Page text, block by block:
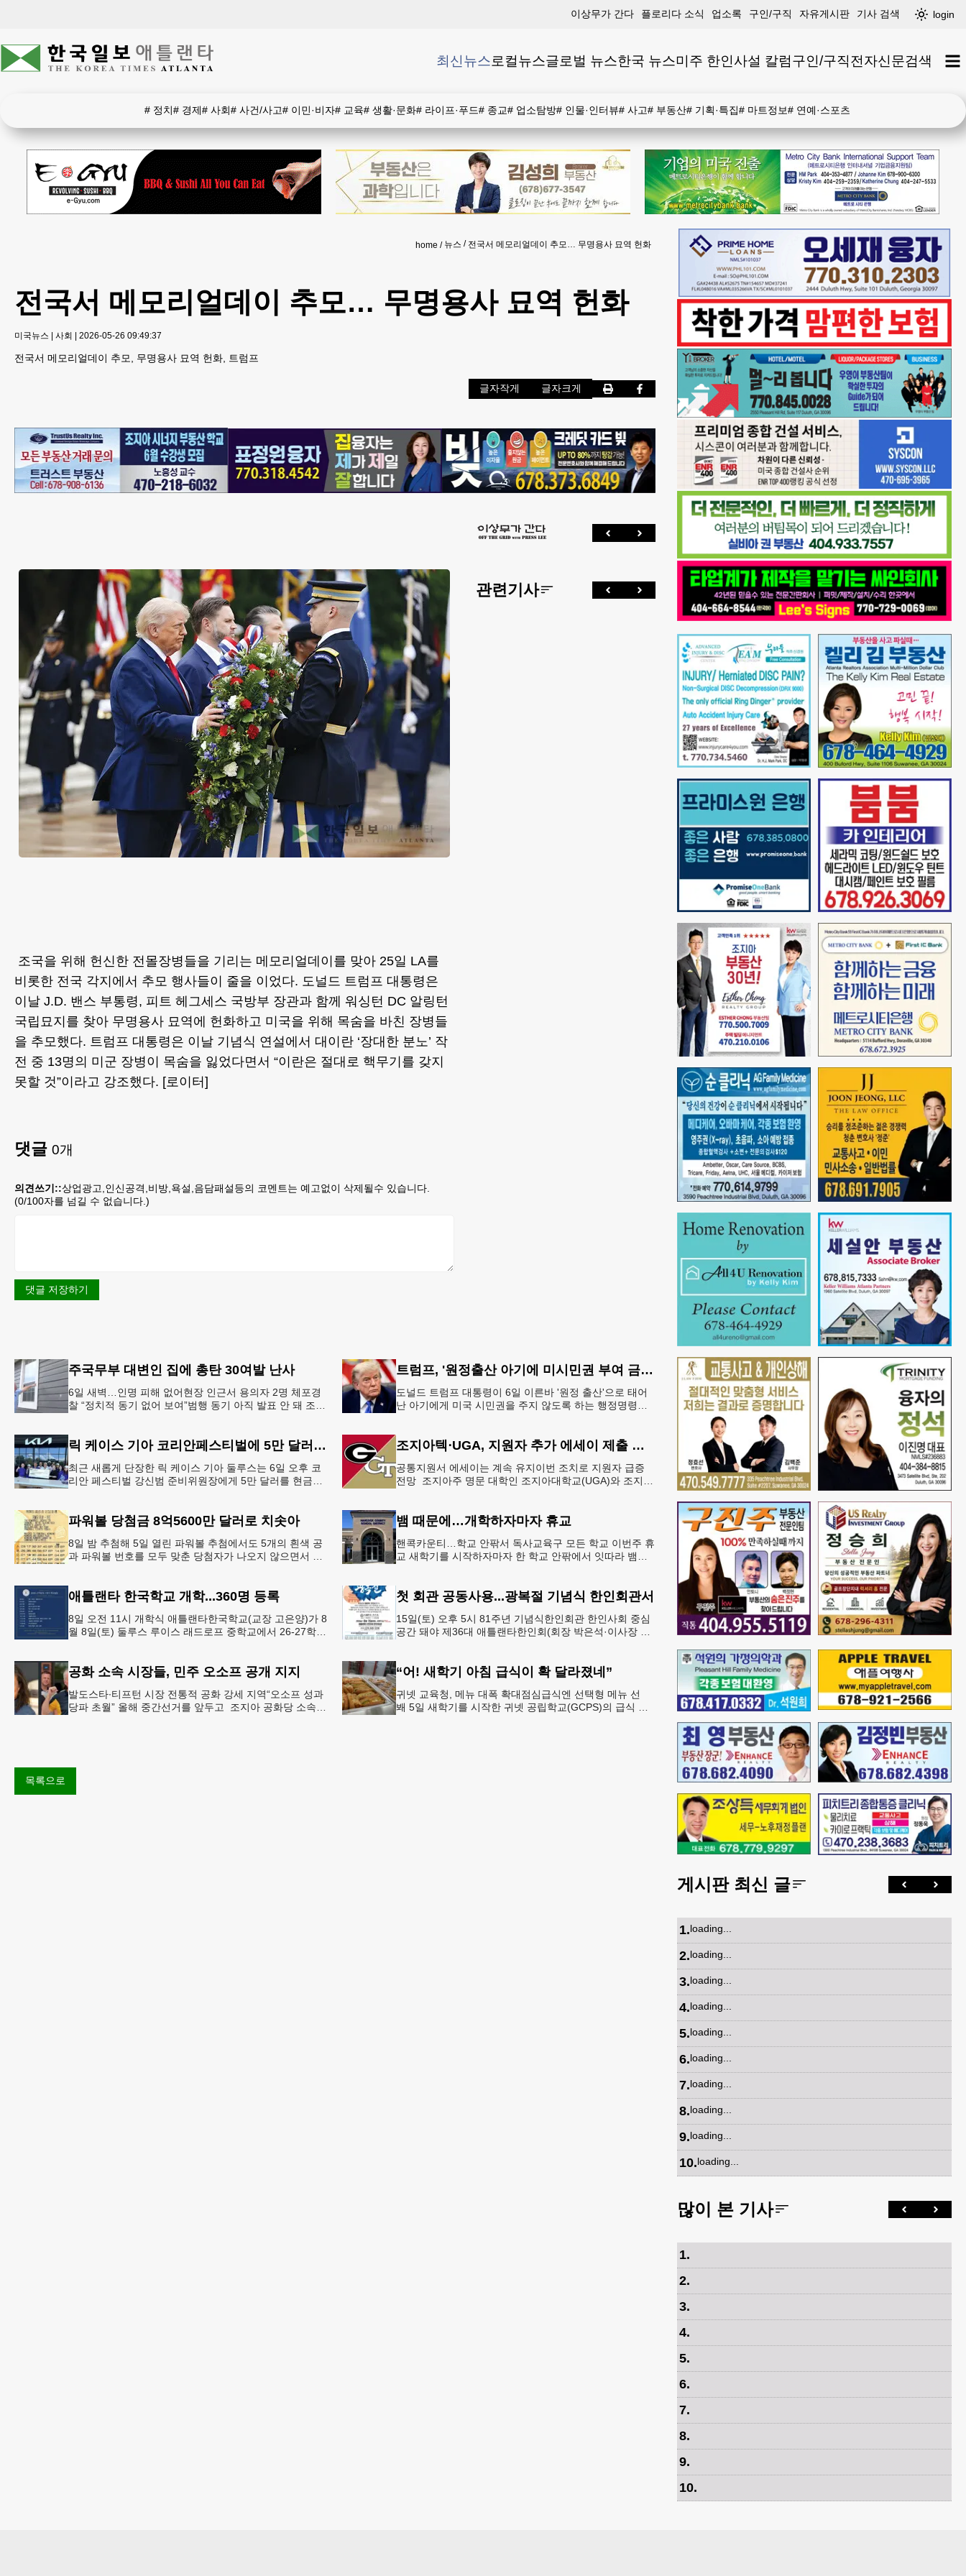
이상무가 간다 플로리다 소식 업소록 구인/구직 자유게시판 기사 검색 login
최신뉴스로컬뉴스글로벌 뉴스한국 뉴스미주 한인사설 칼럼구인/구직전자신문검색
# 정치# 경제# 사회# 사건/사고# 이민·비자# 교육# 생활·문화# 라이프·푸드# 종교# 업소탐방# 인물·인터뷰# 사고# 부동산# 기획·특집# 마트정보# 연예·스포츠
home 뉴스 전국서 메모리얼데이 추모… 무명용사 묘역 헌화
전국서 메모리얼데이 추모… 무명용사 묘역 헌화
미국뉴스 | 사회 | 2026-05-26 09:49:37
전국서 메모리얼데이 추모, 무명용사 묘역 헌화, 트럼프
글자작게 글자크게
조국을 위해 헌신한 전몰장병들을 기리는 메모리얼데이를 맞아 25일 LA를
비롯한 전국 각지에서 추모 행사들이 줄을 이었다. 도널드 트럼프 대통령은
이날 J.D. 밴스 부통령, 피트 헤그세스 국방부 장관과 함께 워싱턴 DC 알링턴
국립묘지를 찾아 무명용사 묘역에 헌화하고 미국을 위해 목숨을 바친 장병들
을 추모했다. 트럼프 대통령은 이날 기념식 연설에서 대이란 ‘장대한 분노’ 작
전 중 13명의 미군 장병이 목숨을 잃었다면서 “이란은 절대로 핵무기를 갖지
못할 것”이라고 강조했다. [로이터]
댓글 0개
의견쓰기::상업광고,인신공격,비방,욕설,음담패설등의 코멘트는 예고없이 삭제될수 있습니다.
(0/100자를 넘길 수 없습니다.)
댓글 저장하기
관련기사
주국무부 대변인 집에 총탄 30여발 난사
6일 새벽…인명 피해 없어현장 인근서 용의자 2명 체포경
찰 “정치적 동기 없어 보여”범행 동기 아직 발표 안 돼 조지
트럼프, '원정출산 아기에 미시민권 부여 금지' 행정명령 서명
도널드 트럼프 대통령이 6일 이른바 '원정 출산'으로 태어
난 아기에게 미국 시민권을 주지 않도록 하는 행정명령에
릭 케이스 기아 코리안페스티벌에 5만 달러 후원
최근 새롭게 단장한 릭 케이스 기아 둘루스는 6일 오후 코
리안 페스티벌 강신범 준비위원장에게 5만 달러를 현금으
조지아텍⋅UGA, 지원자 추가 에세이 제출 폐지
공통지원서 에세이는 계속 유지이번 조치로 지원자 급증
전망 조지아주 명문 대학인 조지아대학교(UGA)와 조지아
파워볼 당첨금 8억5600만 달러로 치솟아
8일 밤 추첨해 5일 열린 파워볼 추첨에서도 5개의 흰색 공
과 파워볼 번호를 모두 맞춘 당첨자가 나오지 않으면서 행
뱀 때문에…개학하자마자 휴교
핸콕카운티…학교 안팎서 독사교육구 모든 학교 이번주 휴
교 새학기를 시작하자마자 한 학교 안팎에서 잇따라 뱀들
애틀랜타 한국학교 개학...360명 등록
8일 오전 11시 개학식 애틀랜타한국학교(교장 고은양)가 8
월 8일(토) 둘루스 루이스 래드로프 중학교에서 26-27학년
첫 회관 공동사용...광복절 기념식 한인회관서
15일(토) 오후 5시 81주년 기념식한인회관 한인사회 중심
공간 돼야 제36대 애틀랜타한인회(회장 박은석·이사장 강
공화 소속 시장들, 민주 오소프 공개 지지
발도스타∙티프턴 시장 전통적 공화 강세 지역“오소프 성과
당파 초월” 올해 중간선거를 앞두고 조지아 공화당 소속
“어! 새학기 아침 급식이 확 달라졌네”
귀넷 교육청, 메뉴 대폭 확대점심급식엔 선택형 메뉴 선
봬 5일 새학기를 시작한 귀넷 공립학교(GCPS)의 급식 메
목록으로
게시판 최신 글
1.loading...
2.loading...
3.loading...
4.loading...
5.loading...
6.loading...
7.loading...
8.loading...
9.loading...
10.loading...
많이 본 기사
1.
2.
3.
4.
5.
6.
7.
8.
9.
10.